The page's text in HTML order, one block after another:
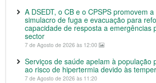
A DSEDT, o CB e o CPSPS promovem
simulacro de fuga e evacuação para
capacidade de resposta a emergências
sector
7 de Agosto de 2026 às 12:00
Serviços de saúde apelam à população
ao risco de hipertermia devido às
7 de Agosto de 2026 às 11:20